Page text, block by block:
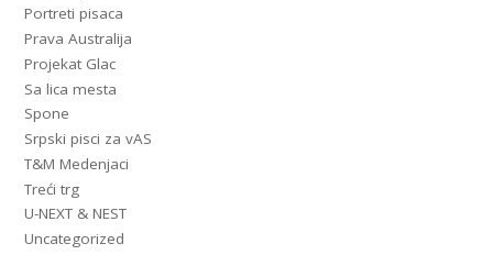
Portreti pisaca
Prava Australija
Projekat Glac
Sa lica mesta
Spone
Srpski pisci za vAS
T&M Medenjaci
Treći trg
U-NEXT & NEST
Uncategorized